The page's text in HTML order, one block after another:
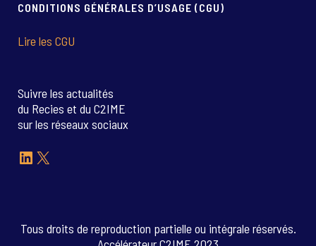
CONDITIONS GÉNÉRALES D’USAGE (CGU)
Lire les CGU
Suivre les actualités
du Recies et du C2IME
sur les réseaux sociaux
LinkedIn
X
Tous droits de reproduction partielle ou intégrale réservés.